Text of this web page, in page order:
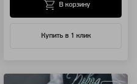
Купить в 1 клик
В корзину